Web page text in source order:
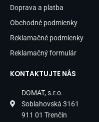
Doprava a platba
Obchodné podmienky
Reklamačné podmienky
Reklamačný formulár
KONTAKTUJTE NÁS
DOMAT, s.r.o.
Soblahovská 3161
911 01 Trenčín